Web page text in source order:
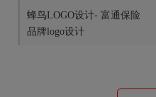
蜂鸟LOGO设计- 富通保险
品牌logo设计